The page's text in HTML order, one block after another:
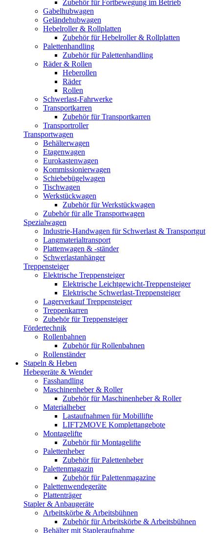
Zubehör für Fortbewegung im Betrieb
Gabelhubwagen
Geländehubwagen
Hebelroller & Rollplatten
Zubehör für Hebelroller & Rollplatten
Palettenhandling
Zubehör für Palettenhandling
Räder & Rollen
Heberollen
Räder
Rollen
Schwerlast-Fahrwerke
Transportkarren
Zubehör für Transportkarren
Transportroller
Transportwagen
Behälterwagen
Etagenwagen
Eurokastenwagen
Kommissionierwagen
Schiebebügelwagen
Tischwagen
Werkstückwagen
Zubehör für Werkstückwagen
Zubehör für alle Transportwagen
Spezialwagen
Industrie-Handwagen für Schwerlast & Transportgut
Langmaterialtransport
Plattenwagen & -ständer
Schwerlastanhänger
Treppensteiger
Elektrische Treppensteiger
Elektrische Leichtgewicht-Treppensteiger
Elektrische Schwerlast-Treppensteiger
Lagerverkauf Treppensteiger
Treppenkarren
Zubehör für Treppensteiger
Fördertechnik
Rollenbahnen
Zubehör für Rollenbahnen
Rollenständer
Stapeln & Heben
Hebegeräte & Wender
Fasshandling
Maschinenheber & Roller
Zubehör für Maschinenheber & Roller
Materialheber
Lastaufnahmen für Mobillifte
LIFT2MOVE Komplettangebote
Montagelifte
Zubehör für Montagelifte
Palettenheber
Zubehör für Palettenheber
Palettenmagazin
Zubehör für Palettenmagazine
Palettenwendegeräte
Plattenträger
Stapler & Anbaugeräte
Arbeitskörbe & Arbeitsbühnen
Zubehör für Arbeitskörbe & Arbeitsbühnen
Behälter mit Stapleraufnahme